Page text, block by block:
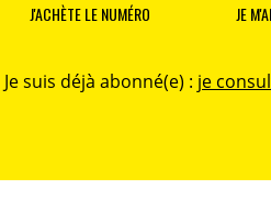
J'ACHÈTE LE NUMÉRO JE
Je suis déjà abonné(e) : je